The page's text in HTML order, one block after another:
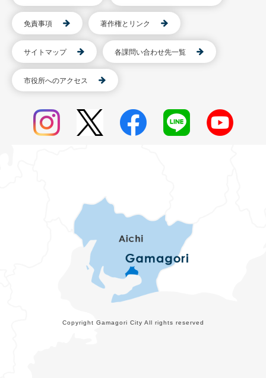
免責事項 著作権とリンク
サイトマップ 各課問い合わせ先一覧
市役所へのアクセス
Copyright Gamagori City All rights reserved